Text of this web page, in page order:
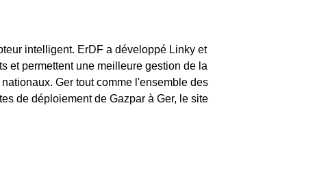
intelligent. ErDF a développé Linky et
et permettent une meilleure gestion de la
Ger tout comme l'ensemble des
de déploiement de Gazpar à Ger, le site